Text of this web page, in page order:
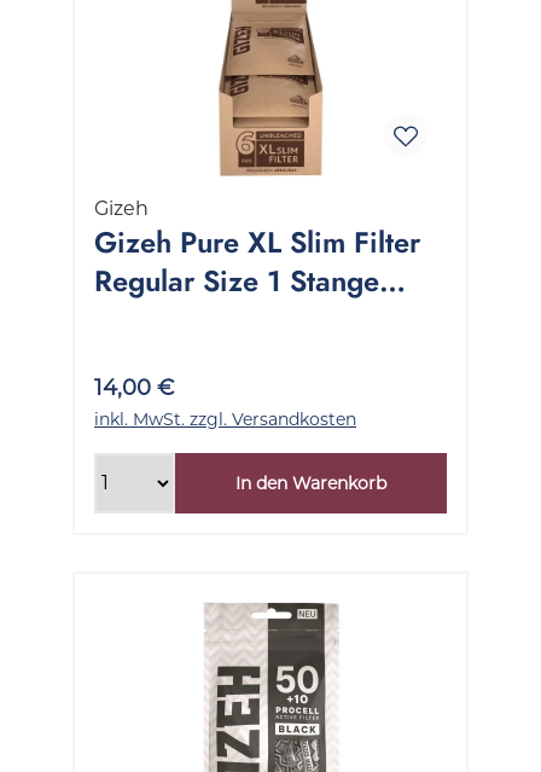
Gizeh
Gizeh Pure XL Slim Filter
Regular Size 1 Stange
14,00 €
inkl. MwSt. zzgl. Versandkosten
In den Warenkorb